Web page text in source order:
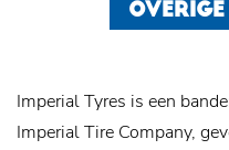
Imperial Tyres is een
Imperial Tire Company,